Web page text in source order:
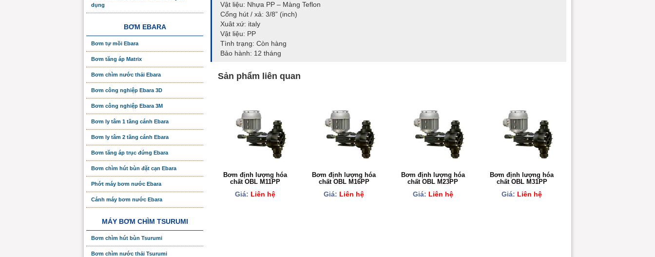
Vật liệu: Nhựa PP – Màng Teflon
Cổng hút / xả: 3/8” (inch)
Xuât xứ: italy
Vật liệu: PP
Tình trạng: Còn hàng
Bảo hành: 12 tháng
Sản phẩm liên quan
Bơm định lượng hóa
chất OBL M11PP
Giá: Liên hệ
Bơm định lượng hóa
chất OBL M16PP
Giá: Liên hệ
Bơm định lượng hóa
chất OBL M23PP
Giá: Liên hệ
Bơm định lượng hóa
chất OBL M31PP
Giá: Liên hệ
dụng
BƠM EBARA
Bơm tự mồi Ebara
Bơm tăng áp Matrix
Bơm chìm nước thải Ebara
Bơm công nghiệp Ebara 3D
Bơm công nghiệp Ebara 3M
Bơm ly tâm 1 tầng cánh Ebara
Bơm ly tâm 2 tầng cánh Ebara
Bơm tăng áp trục đứng Ebara
Bơm chìm hút bùn đặt cạn Ebara
Phớt máy bơm nước Ebara
Cánh máy bơm nước Ebara
MÁY BƠM CHÌM TSURUMI
Bơm chìm hút bùn Tsurumi
Bơm chìm nước thải Tsurumi